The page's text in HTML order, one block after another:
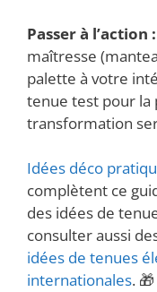
Passer à l’action :
maîtresse
palette à votre
tenue test pour
transformation
Idées déco
complètent ce
des idées de
consulter aussi
idées de tenues
internationales. 🎁